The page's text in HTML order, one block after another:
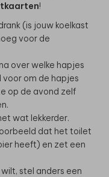
!
(is jouw koelkast
voor de
over welke hapjes
voor om de hapjes
op de avond zelf
wat lekkerder.
dat het toilet
heeft) en zet een
stel anders een